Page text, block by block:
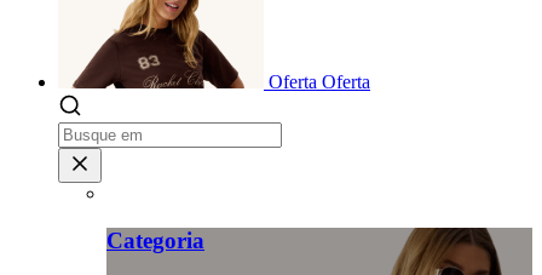
Oferta Oferta
Categoria